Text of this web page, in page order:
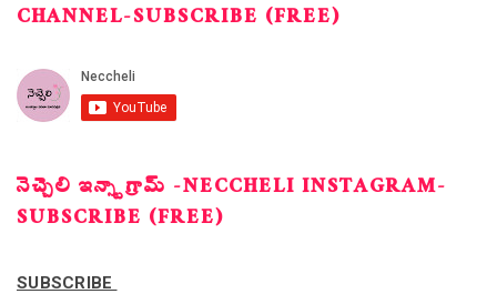
CHANNEL-SUBSCRIBE (FREE)
నెచ్చెలి ఇన్స్టాగ్రామ్ -NECCHELI INSTAGRAM-
SUBSCRIBE (FREE)
SUBSCRIBE